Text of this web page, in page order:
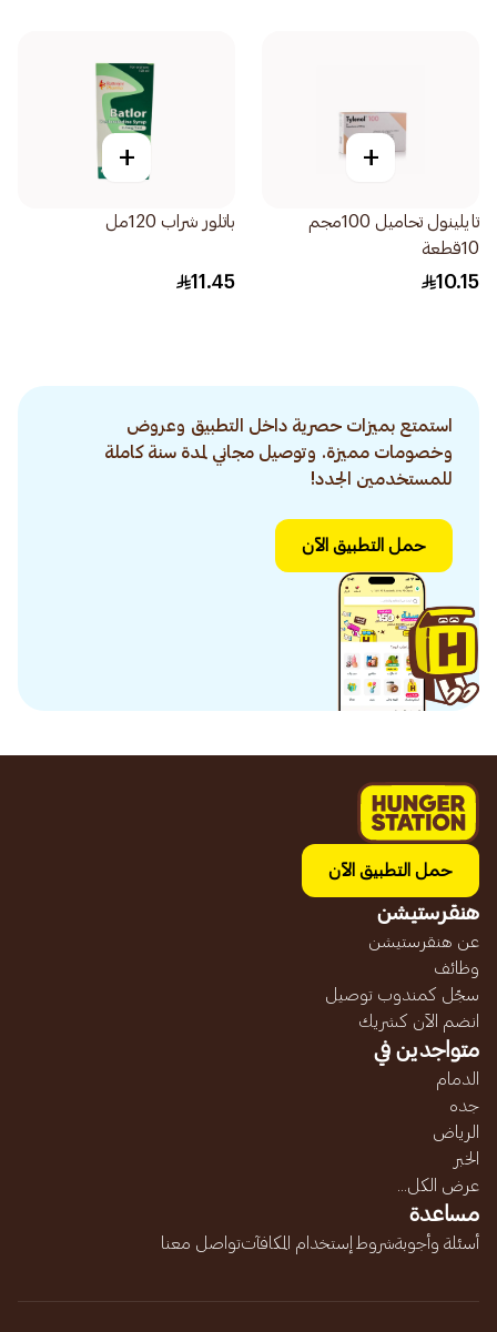
+
تايلينول تحاميل 100مجم
10قطعة
10.15
+
باتلور شراب 120مل
11.45
استمتع بميزات حصرية داخل التطبيق وعروض
وخصومات مميزة. وتوصيل مجاني لمدة سنة كاملة
للمستخدمين الجدد!
حمل التطبيق الآن
حمل التطبيق الآن
هنقرستيشن
عن هنقرستيشن
وظائف
سجّل كمندوب توصيل
انضم الآن كشريك
متواجدين في
الدمام
جده
الرياض
الخبر
عرض الكل...
مساعدة
أسئلة وأجوبةشروط إستخدام المكافآتتواصل معنا